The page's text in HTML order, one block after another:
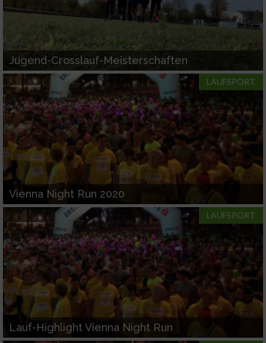
Jugend-Crosslauf-Meisterschaften
LAUFSPORT
Vienna Night Run 2020
LAUFSPORT
Lauf-Highlight Vienna Night Run